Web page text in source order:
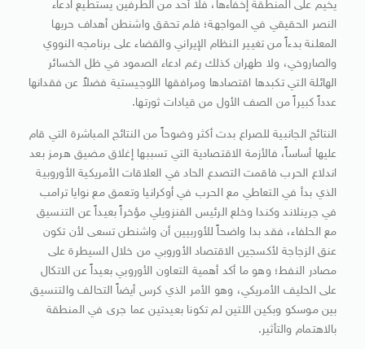
يخيم على المنطقة إخفاءها، فلا أحد من الطرفين يستطيع ادعاء
النصر الحقيقي في المواجهة؛ فلم تحقق واشنطن أهداف حربها
المعلنة بدءاً من تغيير النظام الإيراني والقضاء على برنامجه النووي
والصاروخي، ولا طهران كذلك رغم ادعاء الصمود في ظل الخسائر
الهائلة التي تكبدها اقتصادها ومرافقها اللوجيستية فضلاً عن فقدانها
عدداً كبيراً من الصف الأول من قيادات ثورتها.
النتائج الجانبية للصراع بدت أكثر وضوحاً من النتائج المباشرة التي قام
عليها أساساً، فالأزمة الاقتصادية التي تسببها إغلاق مضيق هرمز بعد
اندلاع الحرب فاقمت التصدع الحاد في العلاقات الأمريكية الأوروبية
الذي بدأ في التعاطي مع الحرب في أوكرانيا وتعمق مع نوايا ترامب
في جرينلاند وكندا وخلع الرئيس الفنزويلي مؤخراً بعيداً عن التنسيق
مع الحلفاء، فقد بدا واضحاً للأوربيين أن واشنطن تسعى لأن تكون
عنق الزجاجة لأكسجين الاقتصاد الأوروبي من خلال السيطرة على
مصادر النفط؛ وهو ما أكد أهمية التعاون الأوروبي بعيداً عن الاتكال
على الحليف الأمريكي، وهو الأمر الذي كرس أيضاً التحالف والتنسيق
بين موسكو وبكين اللتين لم تكونا بعيدتين عما جرى في المنطقة
بالاهتمام والتأثير.